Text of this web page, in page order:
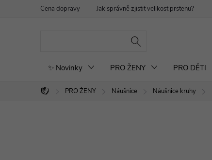
Cena dopravy Jak správně zjistit velikost prstenu?
✨ Novinky PRO ŽENY PRO DĚTI
Domů
PRO ŽENY Náušnice Náušnice kruhy